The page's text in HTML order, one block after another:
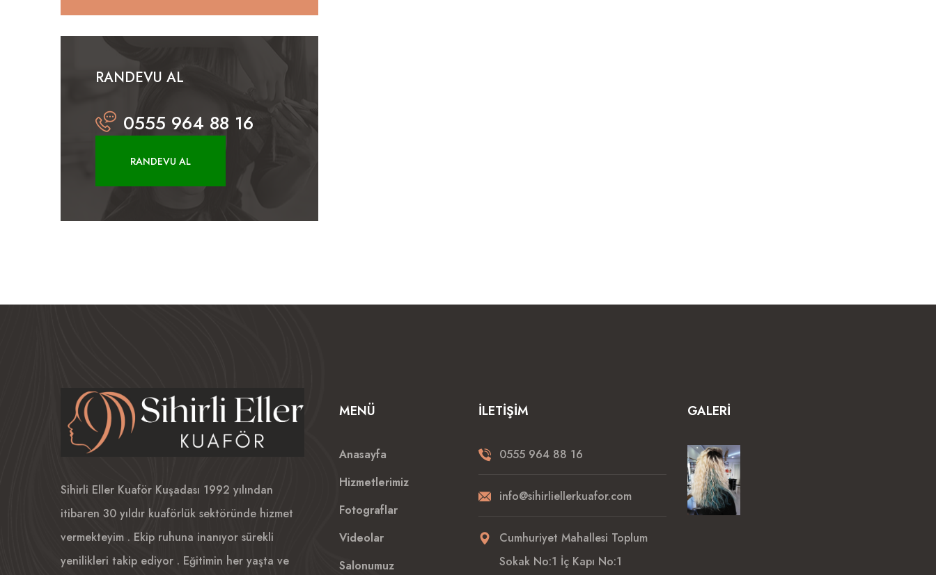
RANDEVU AL
0555 964 88 16
RANDEVU AL
Sihirli Eller Kuaför Kuşadası 1992 yılından
itibaren 30 yıldır kuaförlük sektöründe hizmet
vermekteyim . Ekip ruhuna inanıyor sürekli
yenilikleri takip ediyor . Eğitimin her yaşta ve
MENÜ
Anasayfa
Hizmetlerimiz
Fotograflar
Videolar
Salonumuz
İLETIŞIM
0555 964 88 16
info@sihirliellerkuafor.com
Cumhuriyet Mahallesi Toplum
Sokak No:1 İç Kapı No:1
GALERI